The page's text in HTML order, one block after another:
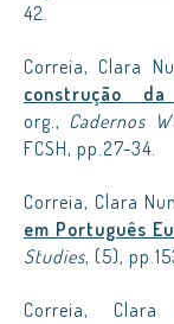
42.
Correia, Clara
construção da
org., Cadernos
FCSH, pp.27-34.
Correia, Clara
em Português
Studies, (5),
Correia,